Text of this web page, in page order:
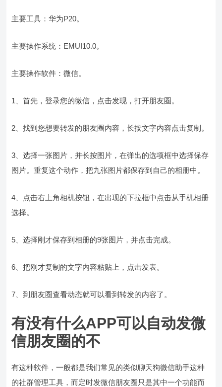
主要工具：华为P20。
主要操作系统：EMUI10.0。
主要操作软件：微信。
1、首先，登录您的微信，点击发现，打开朋友圈。
2、找到您想要转发的朋友圈内容，长按文字内容点击复制。
3、选择一张图片，并长按图片，在弹出的选项框中选择保存
图片。重复这个动作，把九张图片都保存到自己的相册中。
4、点击右上角相机按钮，在出现的下拉框中点击从手机相册
选择。
5、选择刚才保存到相册的9张图片，并点击完成。
6、把刚才复制的文字内容粘贴上，点击发表。
7、到朋友圈查看动态就可以看到转发的内容了。
有没有什么APP可以自动发微
信朋友圈的不
有这种软件，一般都是我们常见的类似聊天狗微信助手这种
的社群管理工具，而定时发微信朋友圈只是其中一个功能而